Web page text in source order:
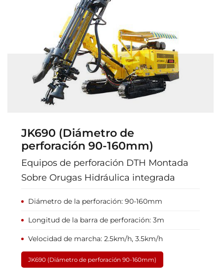
JK690 (Diámetro de
perforación 90-160mm)
Equipos de perforación DTH Montada
Sobre Orugas Hidráulica integrada
Diámetro de la perforación: 90-160mm
Longitud de la barra de perforación: 3m
Velocidad de marcha: 2.5km/h, 3.5km/h
JK690 (Diámetro de perforación 90-160mm)